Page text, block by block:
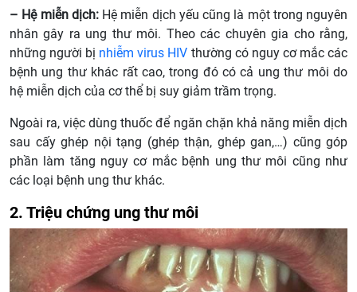
– Hệ miễn dịch: Hệ miễn dịch yếu cũng là một trong nguyên
nhân gây ra ung thư môi. Theo các chuyên gia cho rằng,
những người bị nhiễm virus HIV thường có nguy cơ mắc các
bệnh ung thư khác rất cao, trong đó có cả ung thư môi do
hệ miễn dịch của cơ thể bị suy giảm trầm trọng.
Ngoài ra, việc dùng thuốc để ngăn chặn khả năng miễn dịch
sau cấy ghép nội tạng (ghép thận, ghép gan,…) cũng góp
phần làm tăng nguy cơ mắc bệnh ung thư môi cũng như
các loại bệnh ung thư khác.
2. Triệu chứng ung thư môi